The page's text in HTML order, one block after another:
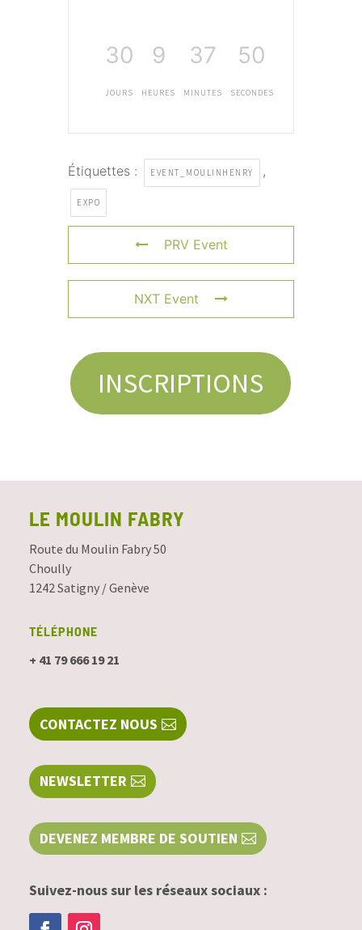
30
JOURS
9
HEURES
37
MINUTES
49
SECONDES
Étiquettes : EVENT_MOULINHENRY ,
EXPO
PRV Event
NXT Event
INSCRIPTIONS
LE MOULIN FABRY
Route du Moulin Fabry 50
Choully
1242 Satigny / Genève
TÉLÉPHONE
+ 41 79 666 19 21
CONTACTEZ NOUS
NEWSLETTER
DEVENEZ MEMBRE DE SOUTIEN
Suivez-nous sur les réseaux sociaux :